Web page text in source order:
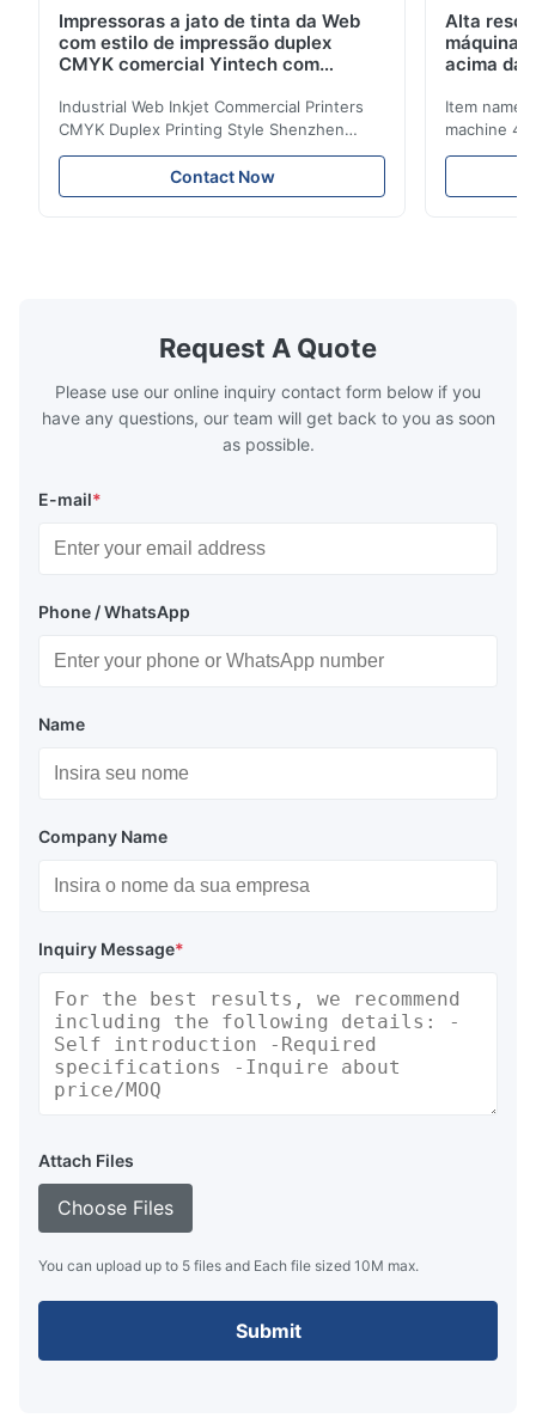
Impressoras a jato de tinta da Web
com estilo de impressão duplex
CMYK comercial Yintech com
Industrial Web Inkjet Commercial Printers
CMYK Duplex Printing Style Shenzhen
Yintech Co.,LTD is a modern high-tech
enterprise specialized in pre-press plate
making equipment, integrating design, R&D,
UV plate making machine Flexo plate
making machine Monochrome / Dual
Contact Now
Alta
máquina
acima da
Item name
machine 4-
max format
choose
Request A Quote
Please use our online inquiry contact form below if you
have any questions, our team will get back to you as soon
as possible.
E-mail*
Phone / WhatsApp
Name
Company Name
Inquiry Message*
Attach Files
Choose Files
You can upload up to 5 files and Each file sized 10M max.
Submit